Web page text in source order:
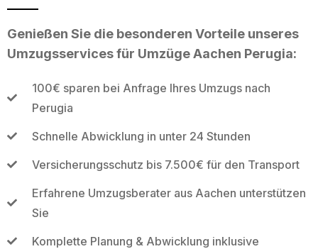
Genießen Sie die besonderen Vorteile unseres
Umzugsservices für Umzüge Aachen Perugia:
100€ sparen bei Anfrage Ihres Umzugs nach
Perugia
Schnelle Abwicklung in unter 24 Stunden
Versicherungsschutz bis 7.500€ für den Transport
Erfahrene Umzugsberater aus Aachen unterstützen
Sie
Komplette Planung & Abwicklung inklusive